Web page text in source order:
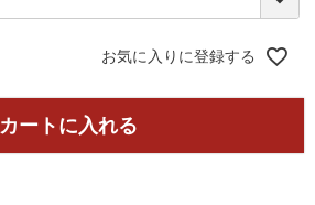
お気に入りに登録する
カートに入れる